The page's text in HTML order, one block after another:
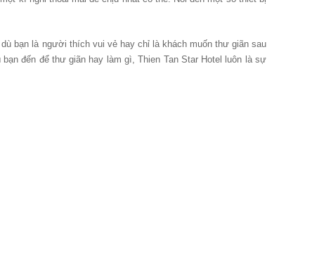
bạn là người thích vui vẻ hay chỉ là khách muốn thư giãn sau
đến để thư giãn hay làm gì, Thien Tan Star Hotel luôn là sự